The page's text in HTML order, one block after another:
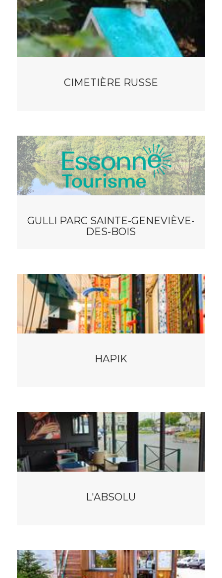
CIMETIÈRE RUSSE
GULLI PARC SAINTE-GENEVIÈVE-
DES-BOIS
HAPIK
L'ABSOLU